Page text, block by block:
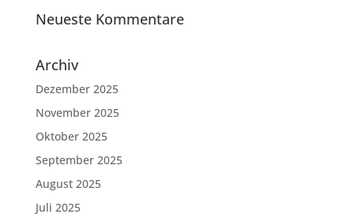
Neueste Kommentare
Archiv
Dezember 2025
November 2025
Oktober 2025
September 2025
August 2025
Juli 2025